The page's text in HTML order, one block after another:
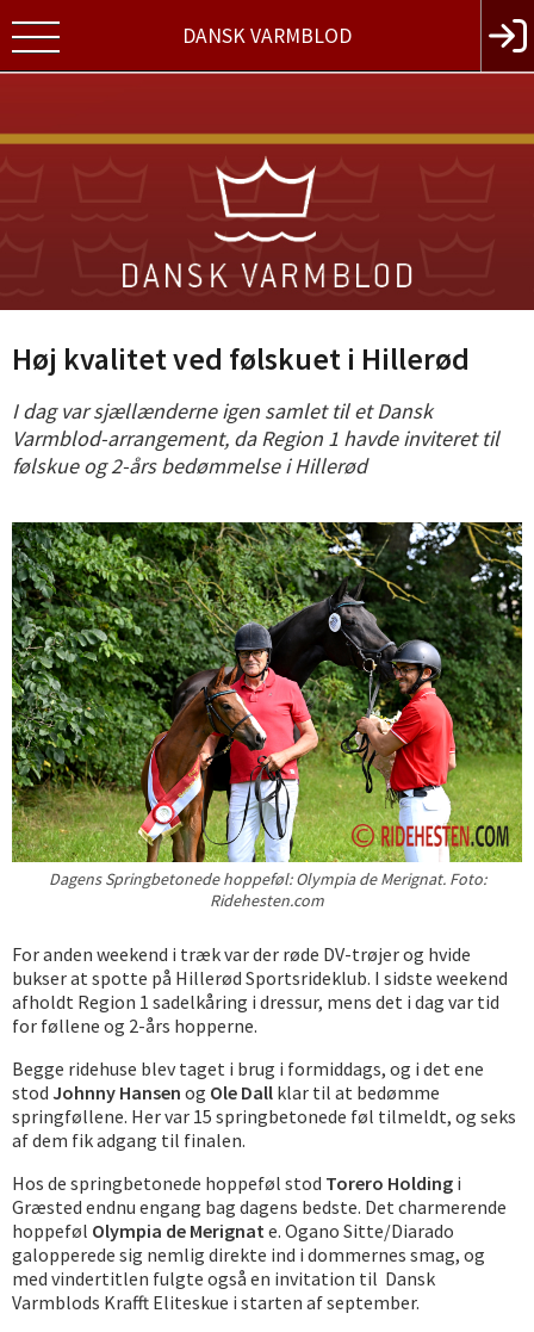
DANSK VARMBLOD
Høj kvalitet ved følskuet i Hillerød
I dag var sjællænderne igen samlet til et Dansk
Varmblod-arrangement, da Region 1 havde inviteret til
følskue og 2-års bedømmelse i Hillerød
Dagens Springbetonede hoppeføl: Olympia de Merignat. Foto:
Ridehesten.com
For anden weekend i træk var der røde DV-trøjer og hvide
bukser at spotte på Hillerød Sportsrideklub. I sidste weekend
afholdt Region 1 sadelkåring i dressur, mens det i dag var tid
for føllene og 2-års hopperne.
Begge ridehuse blev taget i brug i formiddags, og i det ene
stod Johnny Hansen og Ole Dall klar til at bedømme
springføllene. Her var 15 springbetonede føl tilmeldt, og seks
af dem fik adgang til finalen.
Hos de springbetonede hoppeføl stod Torero Holding i
Græsted endnu engang bag dagens bedste. Det charmerende
hoppeføl Olympia de Merignate. Ogano Sitte/Diarado
galopperede sig nemlig direkte ind i dommernes smag, og
med vindertitlen fulgte også en invitation til Dansk
Varmblods Krafft Eliteskue i starten af september.